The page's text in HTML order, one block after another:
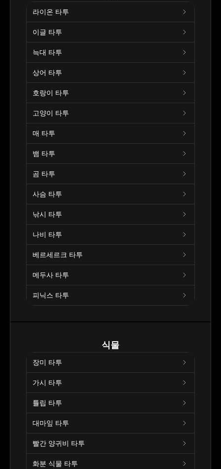
라이온 타투
이글 타투
늑대 타투
상어 타투
호랑이 타투
고양이 타투
매 타투
뱀 타투
곰 타투
사슴 타투
낚시 타투
나비 타투
베르세르크 타투
메두사 타투
피닉스 타투
식물
장미 타투
가시 타투
튤립 타투
대마잎 타투
빨간 양귀비 타투
화분 식물 타투